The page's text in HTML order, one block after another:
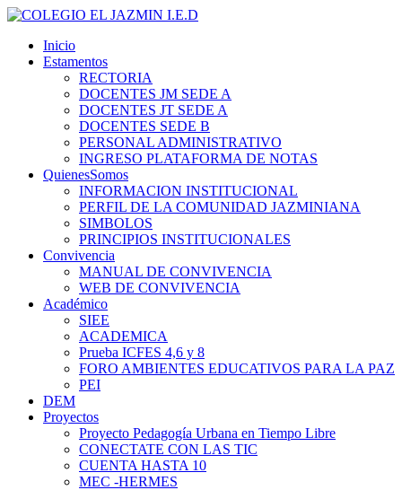
Inicio
Estamentos
RECTORIA
DOCENTES JM SEDE A
DOCENTES JT SEDE A
DOCENTES SEDE B
PERSONAL ADMINISTRATIVO
INGRESO PLATAFORMA DE NOTAS
QuienesSomos
INFORMACION INSTITUCIONAL
PERFIL DE LA COMUNIDAD JAZMINIANA
SIMBOLOS
PRINCIPIOS INSTITUCIONALES
Convivencia
MANUAL DE CONVIVENCIA
WEB DE CONVIVENCIA
Académico
SIEE
ACADEMICA
Prueba ICFES 4,6 y 8
FORO AMBIENTES EDUCATIVOS PARA LA PAZ
PEI
DEM
Proyectos
Proyecto Pedagogía Urbana en Tiempo Libre
CONECTATE CON LAS TIC
CUENTA HASTA 10
MEC -HERMES